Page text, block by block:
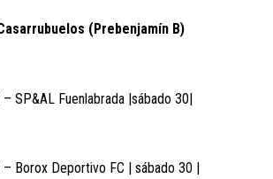
(Prebenjamín B)
– SP&AL Fuenlabrada |sábado 30|
– Borox Deportivo FC | sábado 30 |